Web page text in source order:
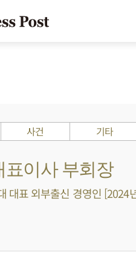
사건 기타
표이사 부회장
대표 외부출신 경영인 [2024